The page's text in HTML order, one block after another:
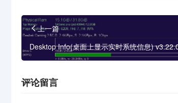
上一篇
Desktop Info(桌面上显示实时系统信息)
评论留言